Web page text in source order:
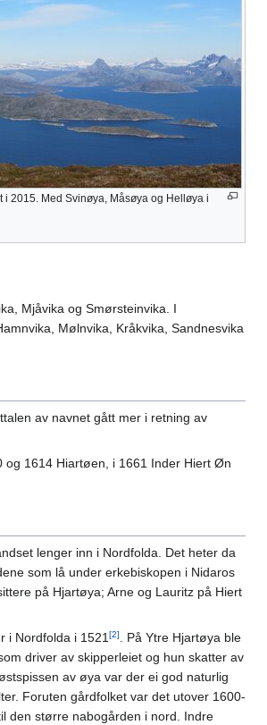
i 2015. Med Svinøya, Måsøya og Helløya i
Mjåvika og Smørsteinvika. I
Mølnvika, Kråkvika, Sandnesvika
av navnet gått mer i retning av
og 1614 Hiartøen, i 1661 Inder Hiert Øn
lenger inn i Nordfolda. Det heter da
som lå under erkebiskopen i Nidaros
på Hjartøya; Arne og Lauritz på Hiert
i Nordfolda i 1521[2]. På Ytre Hjartøya ble
driver av skipperleiet og hun skatter av
av øya var der ei god naturlig
Foruten gårdfolket var det utover 1600-
den større nabogården i nord. Indre